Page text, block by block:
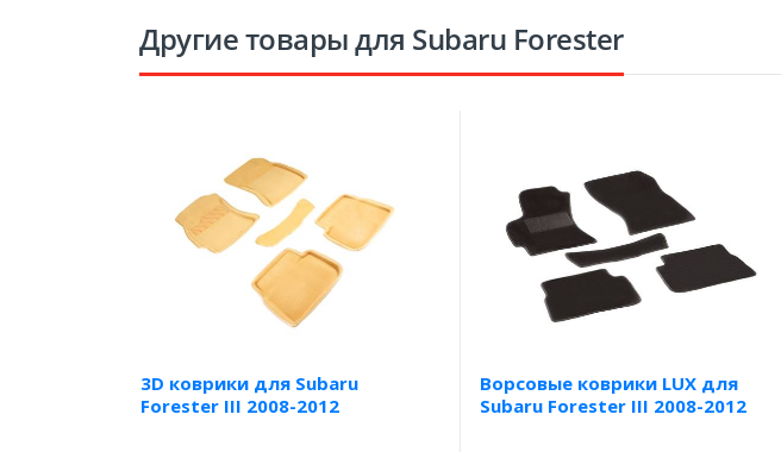
Другие товары для Subaru Forester
3D коврики для Subaru
Forester III 2008-2012
Ворсовые коврики LUX для
Subaru Forester III 2008-2012